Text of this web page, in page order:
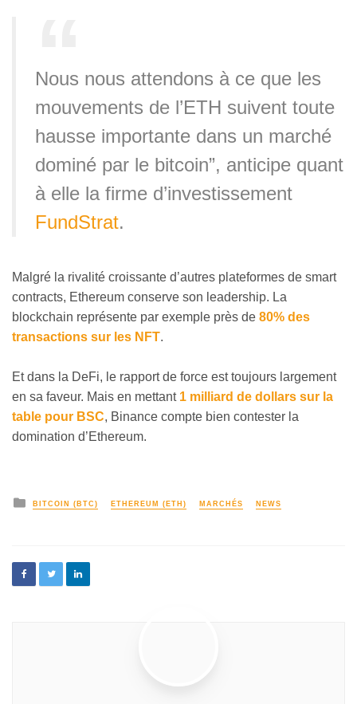
Nous nous attendons à ce que les
mouvements de l’ETH suivent toute
hausse importante dans un marché
dominé par le bitcoin”, anticipe quant
à elle la firme d’investissement
FundStrat.
Malgré la rivalité croissante d’autres plateformes de smart
contracts, Ethereum conserve son leadership. La
blockchain représente par exemple près de 80% des
transactions sur les NFT.
Et dans la DeFi, le rapport de force est toujours largement
en sa faveur. Mais en mettant 1 milliard de dollars sur la
table pour BSC, Binance compte bien contester la
domination d’Ethereum.
BITCOIN (BTC) ETHEREUM (ETH) MARCHÉS NEWS